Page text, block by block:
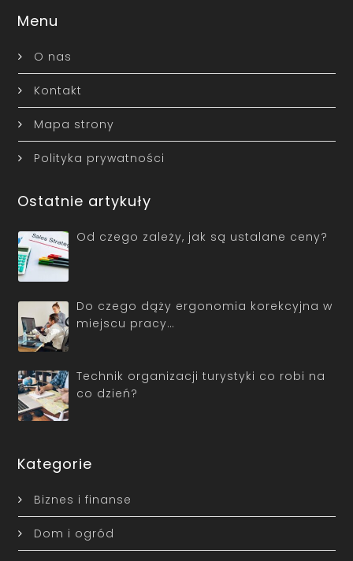
Menu
O nas
Kontakt
Mapa strony
Polityka prywatności
Ostatnie artykuły
Od czego zależy, jak są ustalane ceny?
Do czego dąży ergonomia korekcyjna w
miejscu pracy…
Technik organizacji turystyki co robi na
co dzień?
Kategorie
Biznes i finanse
Dom i ogród